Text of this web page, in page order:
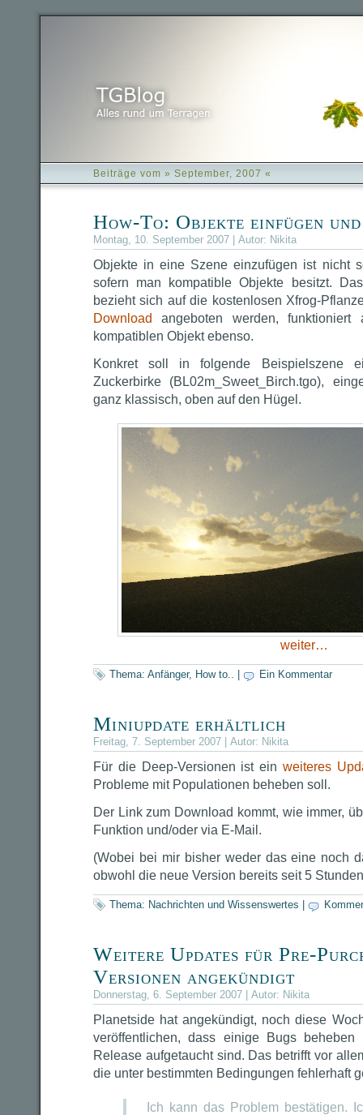
Beiträge vom » September, 2007 «
How-To: Objekte einfügen
Montag, 10. September 2007 | Autor: Nikita
Objekte in eine Szene einzufügen ist nicht
sofern man kompatible Objekte besitzt.
bezieht sich auf die kostenlosen Xfrog-
Download
angeboten werden,
kompatiblen Objekt ebenso.
Konkret soll in folgende Beispielszene
Zuckerbirke (BL02m_Sweet_Birch.tgo),
ganz klassisch, oben auf den Hügel.
weiter…
Thema: Anfänger, How to.. Ein Kommentar
Miniupdate erhältlich
Freitag, 7. September 2007 | Autor: Nikita
Für die Deep-Versionen ist ein weiteres
Probleme mit Populationen beheben soll.
Der Link zum Download kommt, wie immer,
Funktion und/oder via E-Mail.
(Wobei bei mir bisher weder das eine noch
obwohl die neue Version bereits seit 5
Thema: Nachrichten und Wissenswertes
Weitere Updates für Pre-
Versionen angekündigt
Donnerstag, 6. September 2007 | Autor: Nikita
Planetside hat angekündigt, noch diese
veröffentlichen, dass einige Bugs
Release aufgetaucht sind. Das betrifft vor
die unter bestimmten Bedingungen fehlerhaft
Ich kann das Problem bestätigen.